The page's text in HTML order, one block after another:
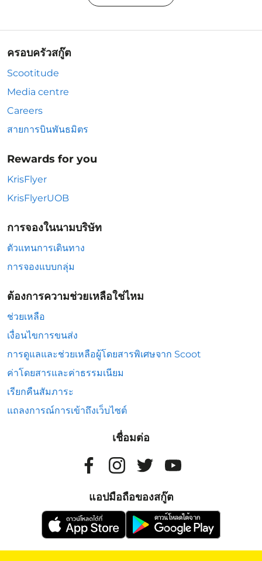
ครอบครัวสกู๊ต
Scootitude
Media centre
Careers
สายการบินพันธมิตร
Rewards for you
KrisFlyer
KrisFlyerUOB
การจองในนามบริษัท
ตัวแทนการเดินทาง
การจองแบบกลุ่ม
ต้องการความช่วยเหลือใช่ไหม
ช่วยเหลือ
เงื่อนไขการขนส่ง
การดูแลและช่วยเหลือผู้โดยสารพิเศษจาก Scoot
ค่าโดยสารและค่าธรรมเนียม
เรียกคืนสัมภาระ
แถลงการณ์การเข้าถึงเว็บไซต์
เชื่อมต่อ
แอปมือถือของสกู๊ต